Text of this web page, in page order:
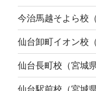
今治馬越そよら校
仙台卸町イオン校
仙台長町校（宮城県
仙台駅前校（宮城県